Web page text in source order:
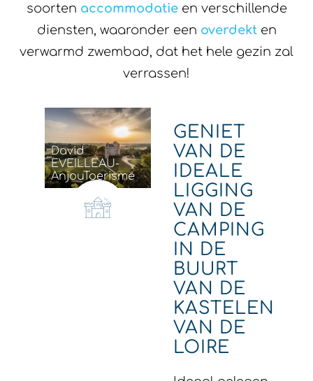
soorten accommodatieen verschillende
diensten, waaronder een overdekten
verwarmd zwembad, dat het hele gezin zal
verrassen!
David
EVEILLEAU-
AnjouToerisme
GENIET
VAN DE
IDEALE
LIGGING
VAN DE
CAMPING
IN DE
BUURT
VAN DE
KASTELEN
VAN DE
LOIRE